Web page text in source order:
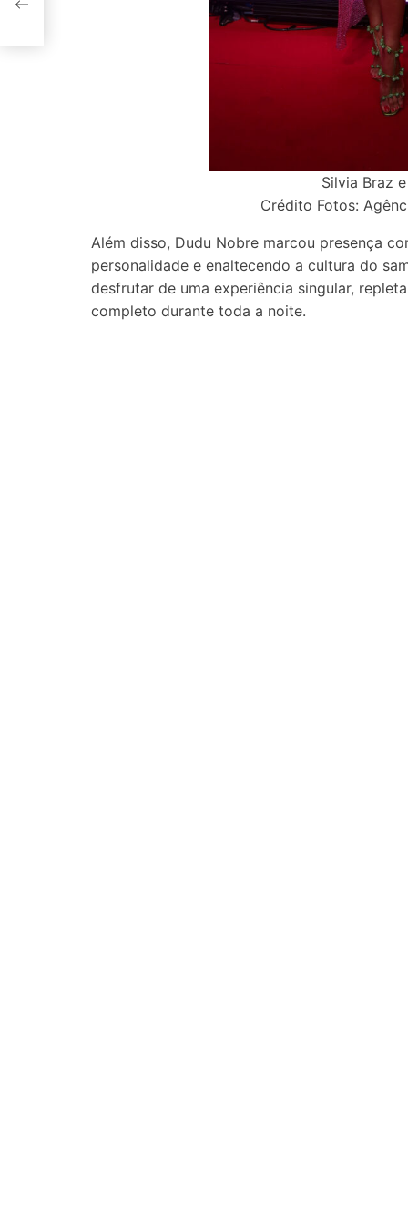
Silvia Braz
Crédito Fotos:
Além disso, Dudu Nobre marcou presença
personalidade e enaltecendo a cultura do
desfrutar de uma experiência singular,
completo durante toda a noite.